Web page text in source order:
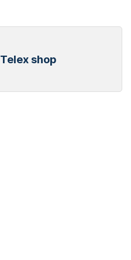
Telex shop